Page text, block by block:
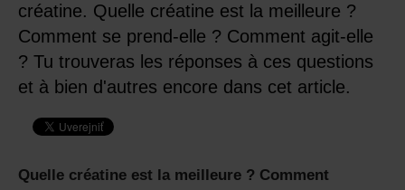
créatine. Quelle créatine est la meilleure ?
Comment se prend-elle ? Comment agit-elle
? Tu trouveras les réponses à ces questions
et à bien d'autres encore dans cet article.
Quelle créatine est la meilleure ? Comment